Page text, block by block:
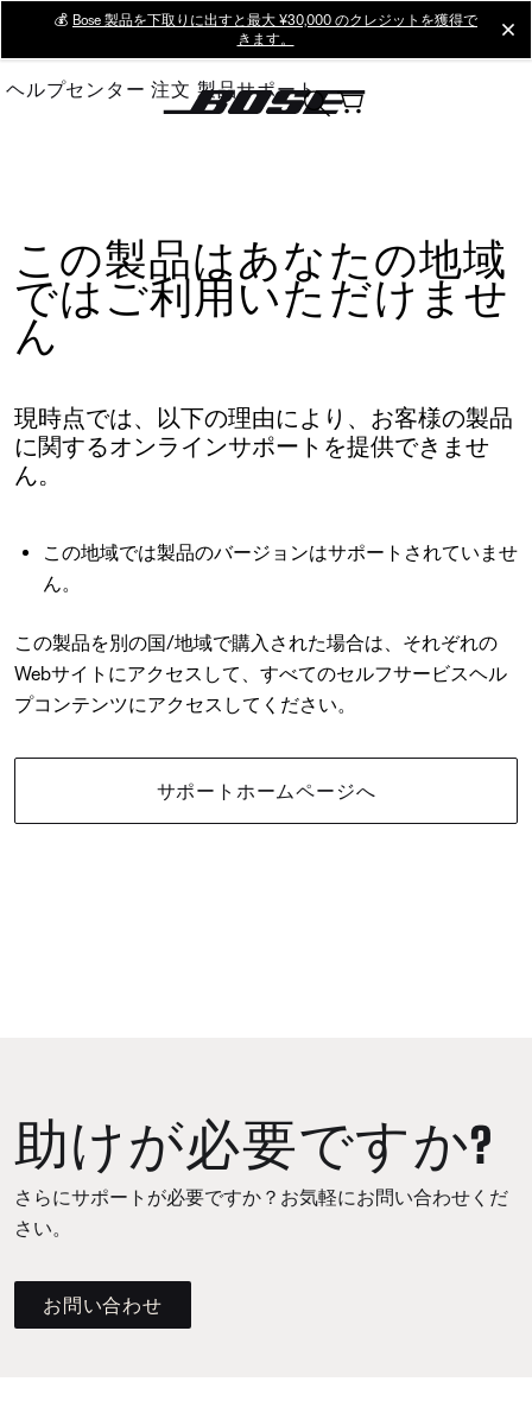
Main
💰 Bose 製品を下取りに出すと最大 ¥30,000 のクレジットを獲得で
きます。
ヘルプセンター 注文 製品サポート
この製品はあなたの地域
ではご利用いただけませ
ん
現時点では、以下の理由により、お客様の製品
に関するオンラインサポートを提供できませ
ん。
この地域では製品のバージョンはサポートされていませ
ん。
この製品を別の国/地域で購入された場合は、それぞれの
Webサイトにアクセスして、すべてのセルフサービスヘル
プコンテンツにアクセスしてください。
サポートホームページへ
助けが必要ですか?
さらにサポートが必要ですか？お気軽にお問い合わせくだ
さい。
お問い合わせ